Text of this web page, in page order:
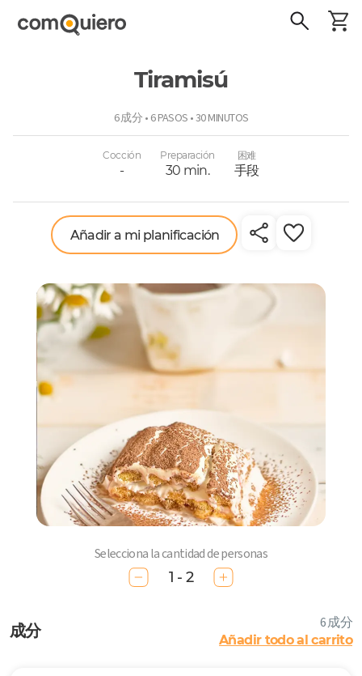
Tiramisú
6 成分 • 6 PASOS • 30 MINUTOS
Cocción
-
Preparación
30 min.
困难
手段
Añadir a mi planificación
Selecciona la cantidad de personas
1 - 2
成分 6 成分
Añadir todo al carrito